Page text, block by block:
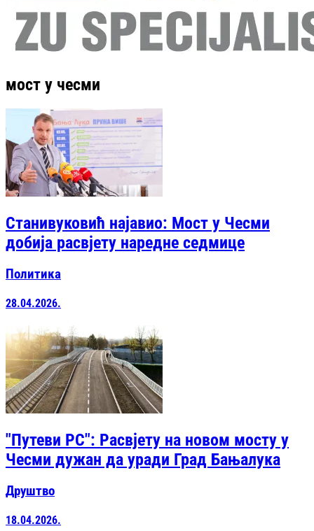
мост у чесми
Станивуковић најавио: Мост у Чесми
добија расвјету наредне седмице
Политика
28.04.2026.
"Путеви РС": Расвјету на новом мосту у
Чесми дужан да уради Град Бањалука
Друштво
18.04.2026.